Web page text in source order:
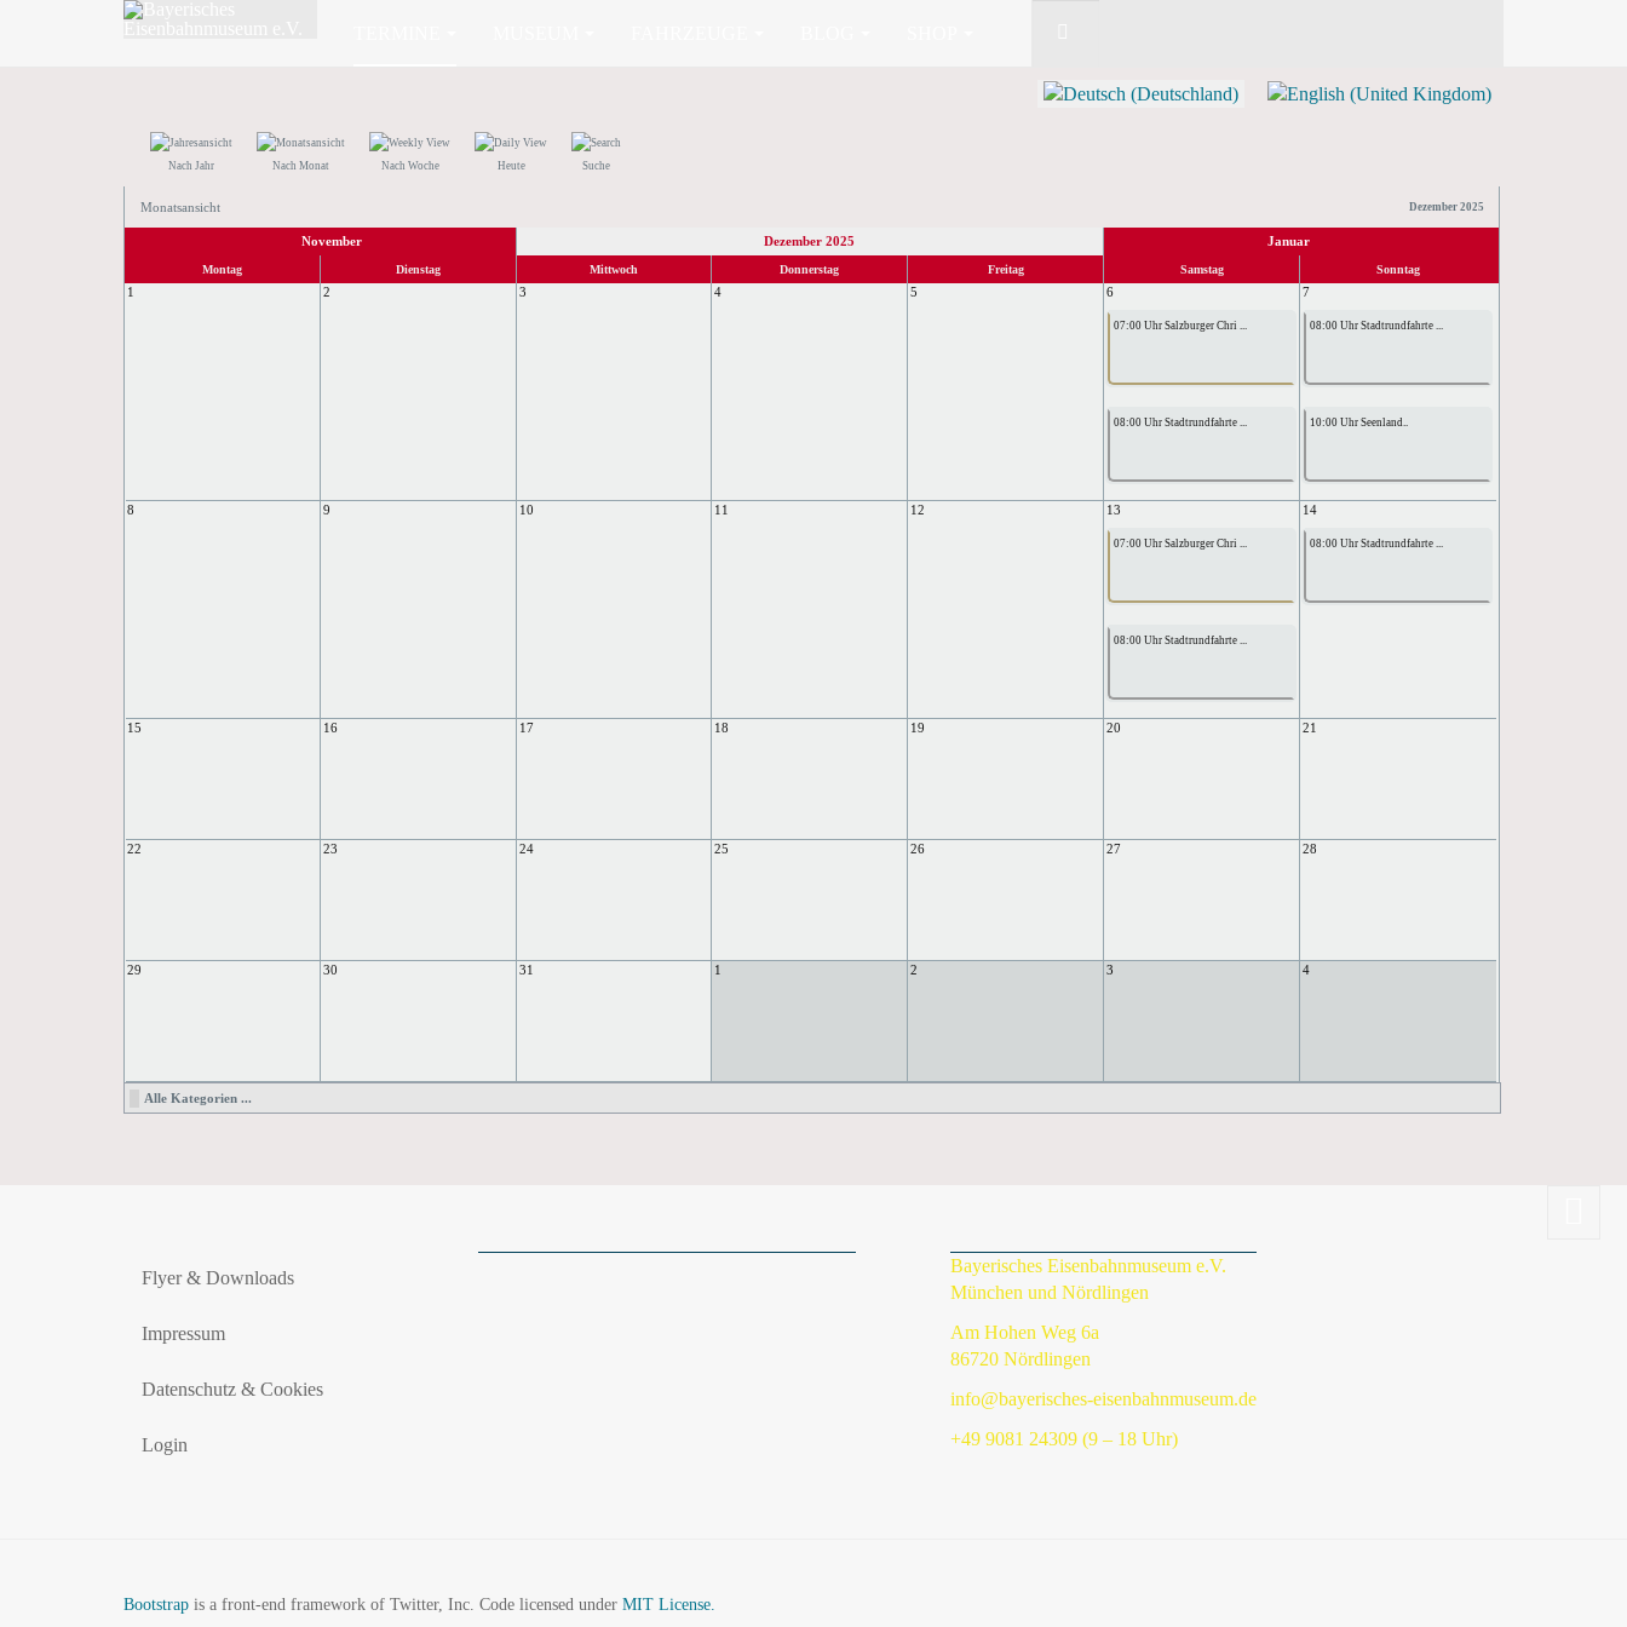
Nach Jahr Nach Monat Nach Woche Heute Suche
Monatsansicht Dezember 2025
November Dezember 2025 Januar
Montag Dienstag Mittwoch Donnerstag Freitag Samstag Sonntag
1 2 3 4 5 6 7
07:00 Uhr Salzburger Chri ... 08:00 Uhr Stadtrundfahrte ...
08:00 Uhr Stadtrundfahrte ... 10:00 Uhr Seenland..
8 9 10 11 12 13 14
07:00 Uhr Salzburger Chri ... 08:00 Uhr Stadtrundfahrte ...
08:00 Uhr Stadtrundfahrte ...
15 16 17 18 19 20 21
22 23 24 25 26 27 28
29 30 31 1 2 3 4
Alle Kategorien ...
Flyer & Downloads
Impressum
Datenschutz & Cookies
Login
Bayerisches Eisenbahnmuseum e.V.
München und Nördlingen
Am Hohen Weg 6a
86720 Nördlingen
info@bayerisches-eisenbahnmuseum.de
+49 9081 24309 (9 – 18 Uhr)
Bootstrap is a front-end framework of Twitter, Inc. Code licensed under MIT License.